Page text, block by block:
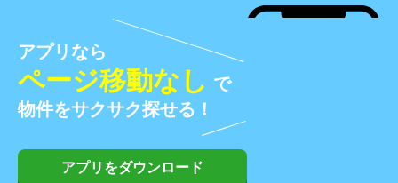
アプリなら
ページ移動なし で
物件をサクサク探せる！
アプリをダウンロード